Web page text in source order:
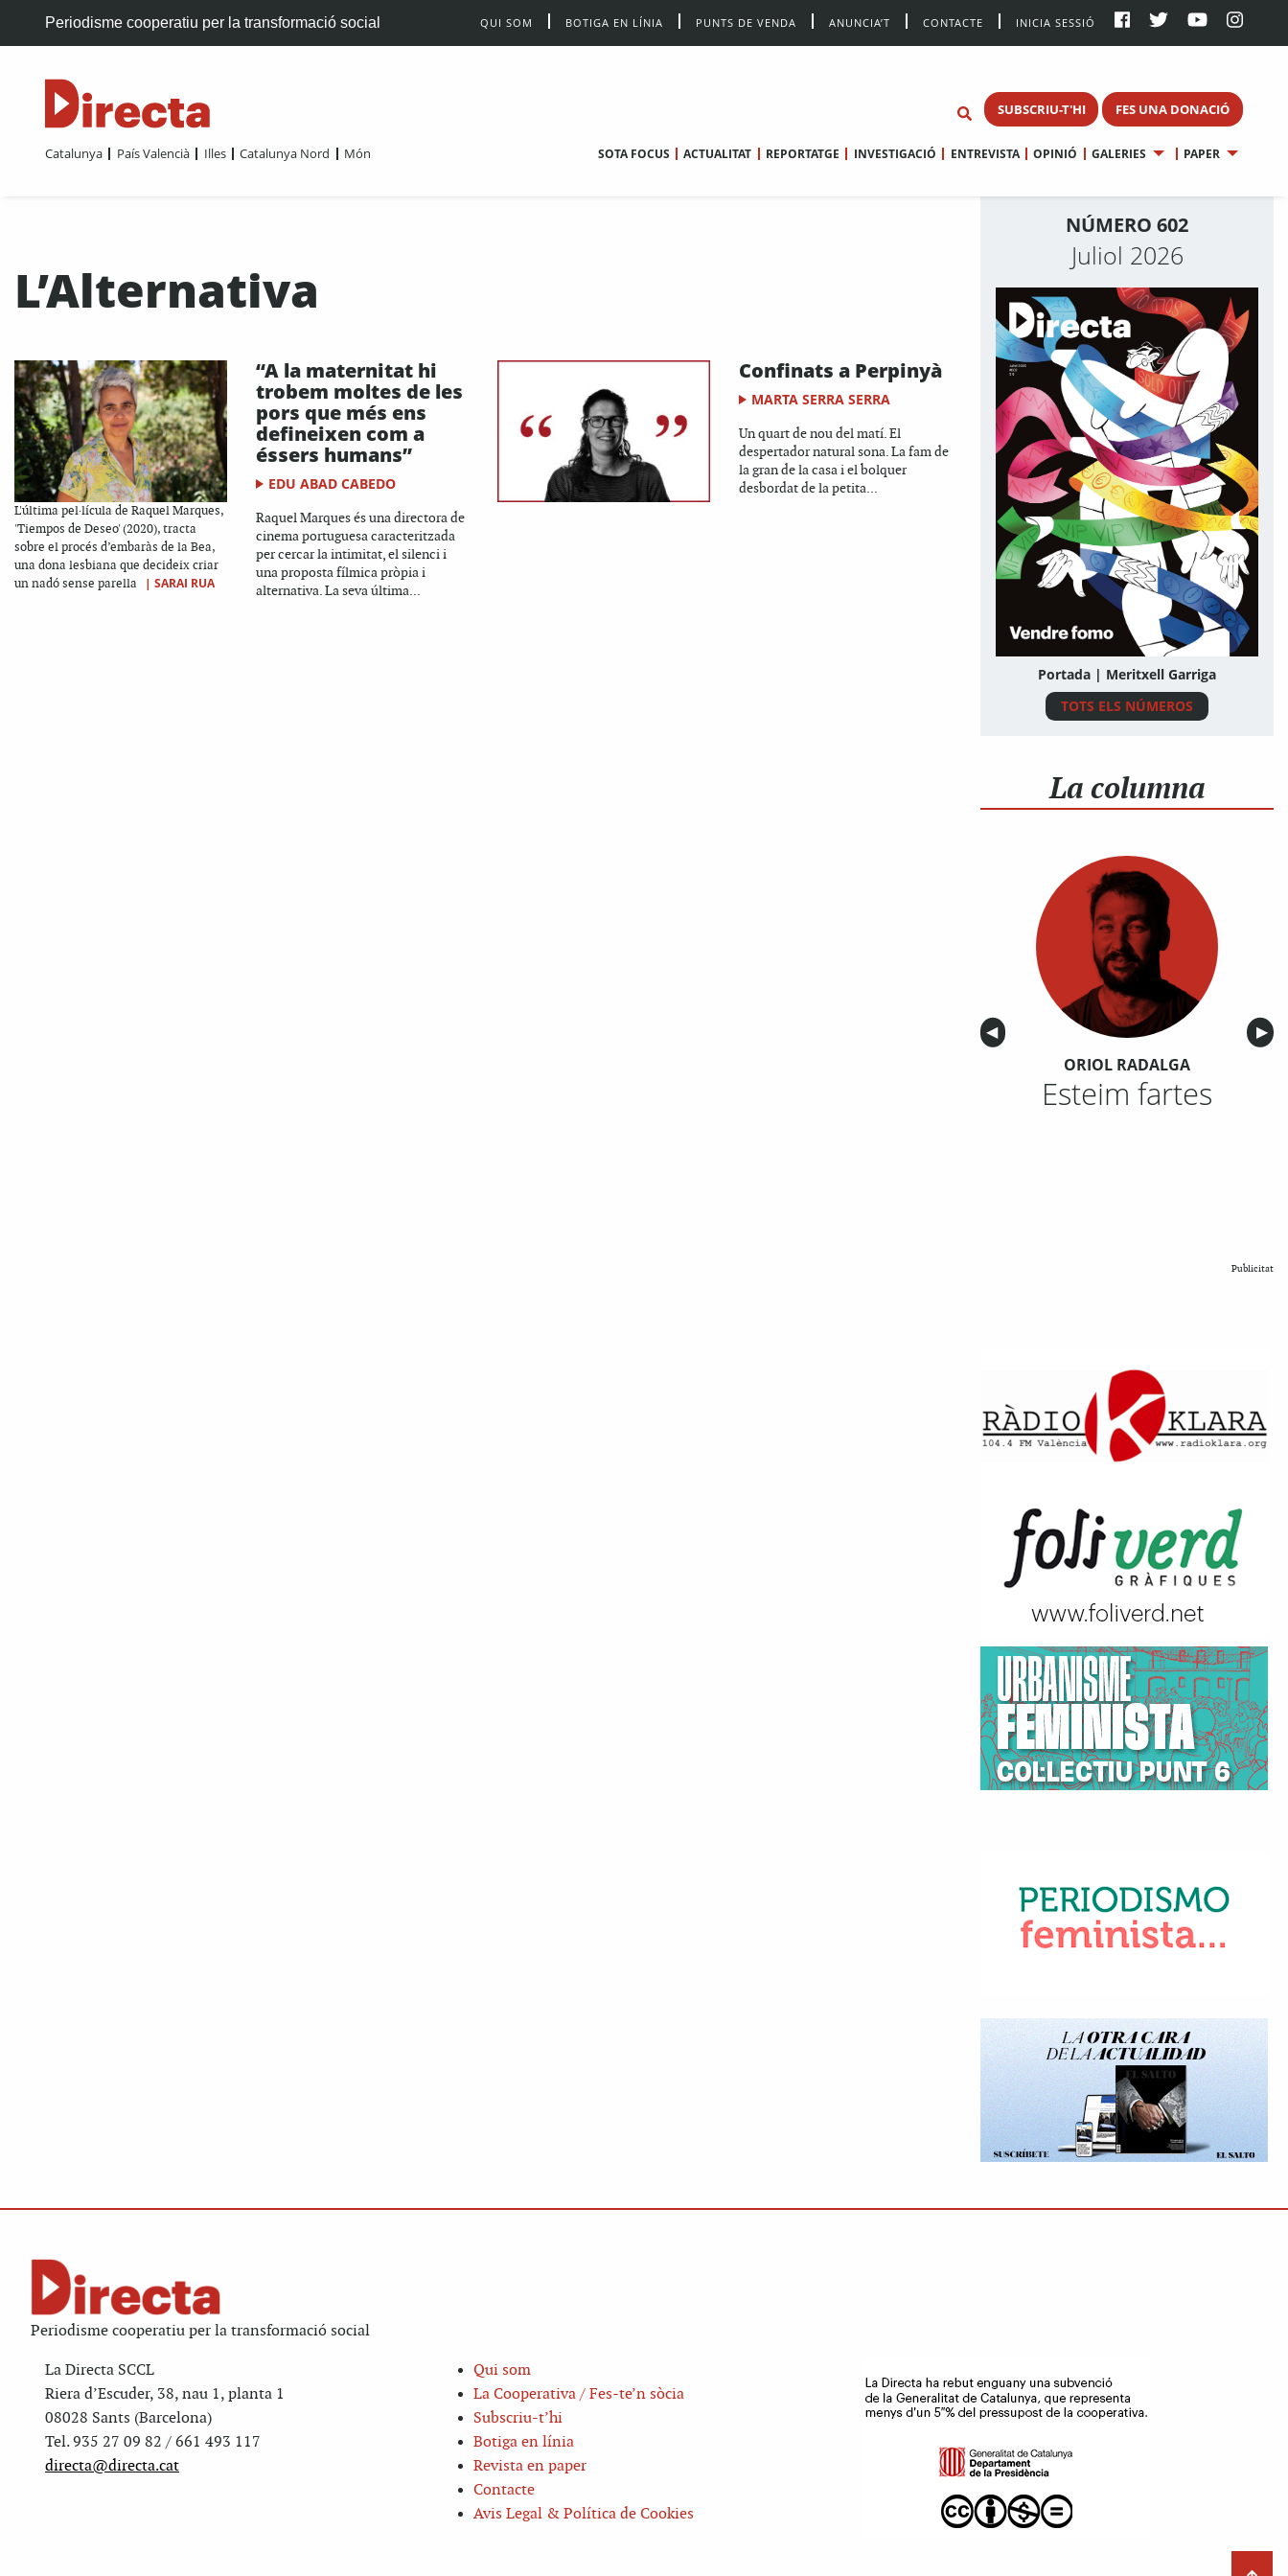
Periodisme cooperatiu per la transformació social QUI SOM BOTIGA EN LÍNIA PUNTS DE VENDA ANUNCIA’T CONTACTE INICIA SESSIÓ
SUBSCRIU-T'HI FES UNA DONACIÓ
Catalunya País Valencià Illes Catalunya Nord Món SOTA FOCUS ACTUALITAT REPORTATGE INVESTIGACIÓ ENTREVISTA OPINIÓ GALERIES PAPER
L’Alternativa
L'última pel·lícula de Raquel Marques,
'Tiempos de Deseo' (2020), tracta
sobre el procés d’embaràs de la Bea,
una dona lesbiana que decideix criar
un nadó sense parella
| SARAI RUA
“A la maternitat hi
trobem moltes de les
pors que més ens
defineixen com a
éssers humans”
EDU ABAD CABEDO
Raquel Marques és una directora de
cinema portuguesa caracteritzada
per cercar la intimitat, el silenci i
una proposta fílmica pròpia i
alternativa. La seva última...
Confinats a Perpinyà
MARTA SERRA SERRA
Un quart de nou del matí. El
despertador natural sona. La fam de
la gran de la casa i el bolquer
desbordat de la petita...
NÚMERO 602
Juliol 2026
Portada | Meritxell Garriga
TOTS ELS NÚMEROS
La columna
Anterior
◀︎ ▶︎
ORIOL RADALGA
Esteim fartes
Publicitat
Periodisme cooperatiu per la transformació social
La Directa SCCL
Riera d’Escuder, 38, nau 1, planta 1
08028 Sants (Barcelona)
Tel. 935 27 09 82 / 661 493 117
directa@directa.cat
Qui som
La Cooperativa / Fes-te’n sòcia
Subscriu-t’hi
Botiga en línia
Revista en paper
Contacte
Avis Legal & Política de Cookies